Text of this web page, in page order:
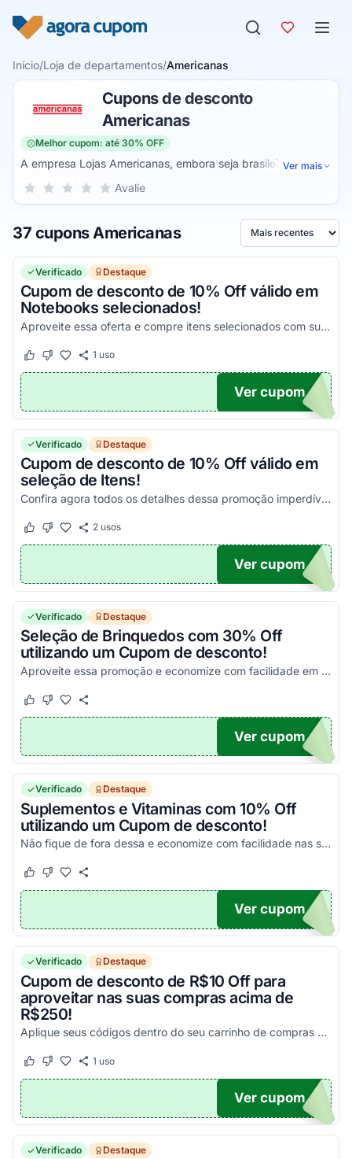
Início/Loja de departamentos/Americanas
Cupons de desconto
Americanas
Melhor cupom: até 30% OFF
A empresa Lojas Americanas, embora seja brasileira e tenha
sede no estado do Rio de Janeiro, foi criada por
marketplace que vende produtos de terceiros e os seus
próprios. A marca detém lojas físicas em todo o país.
Compre online com descontos aqui.
Ver mais
Sua nota para Americanas, de 1 a 5 estrelas
5 estrelas
4 estrelas
3 estrelas
2 estrelas
1 estrela Avalie
37 cupons Americanas Ordenar por
Verificado Destaque
Cupom de desconto de 10% Off válido em
Notebooks selecionados!
Aproveite essa oferta e compre itens selecionados com super desconto!
Este cupom funcionou
Este cupom não funcionou
1 uso
10
Ver cupom
Verificado Destaque
Cupom de desconto de 10% Off válido em
seleção de Itens!
Confira agora todos os detalhes dessa promoção imperdível Americanas e aproveite com as melhores vantagens nas suas compras nessa seleção de produtos!
Este cupom funcionou
Este cupom não funcionou
2usos
10
Ver cupom
Verificado Destaque
Seleção de Brinquedos com 30% Off
utilizando um Cupom de desconto!
Aproveite essa promoção e economize com facilidade em todas as suas compras online!
Este cupom funcionou
Este cupom não funcionou
DO30
Ver cupom
Verificado Destaque
Suplementos e Vitaminas com 10% Off
utilizando um Cupom de desconto!
Não fique de fora dessa e economize com facilidade nas suas compras!
Este cupom funcionou
Este cupom não funcionou
10
Ver cupom
Verificado Destaque
Cupom de desconto de R$10 Off para
aproveitar nas suas compras acima de
R$250!
Aplique seus códigos dentro do seu carrinho de compras e aproveite para garantir os melhores valores possíveis agora mesmo!
Este cupom funcionou
Este cupom não funcionou
1 uso
10
Ver cupom
Verificado Destaque